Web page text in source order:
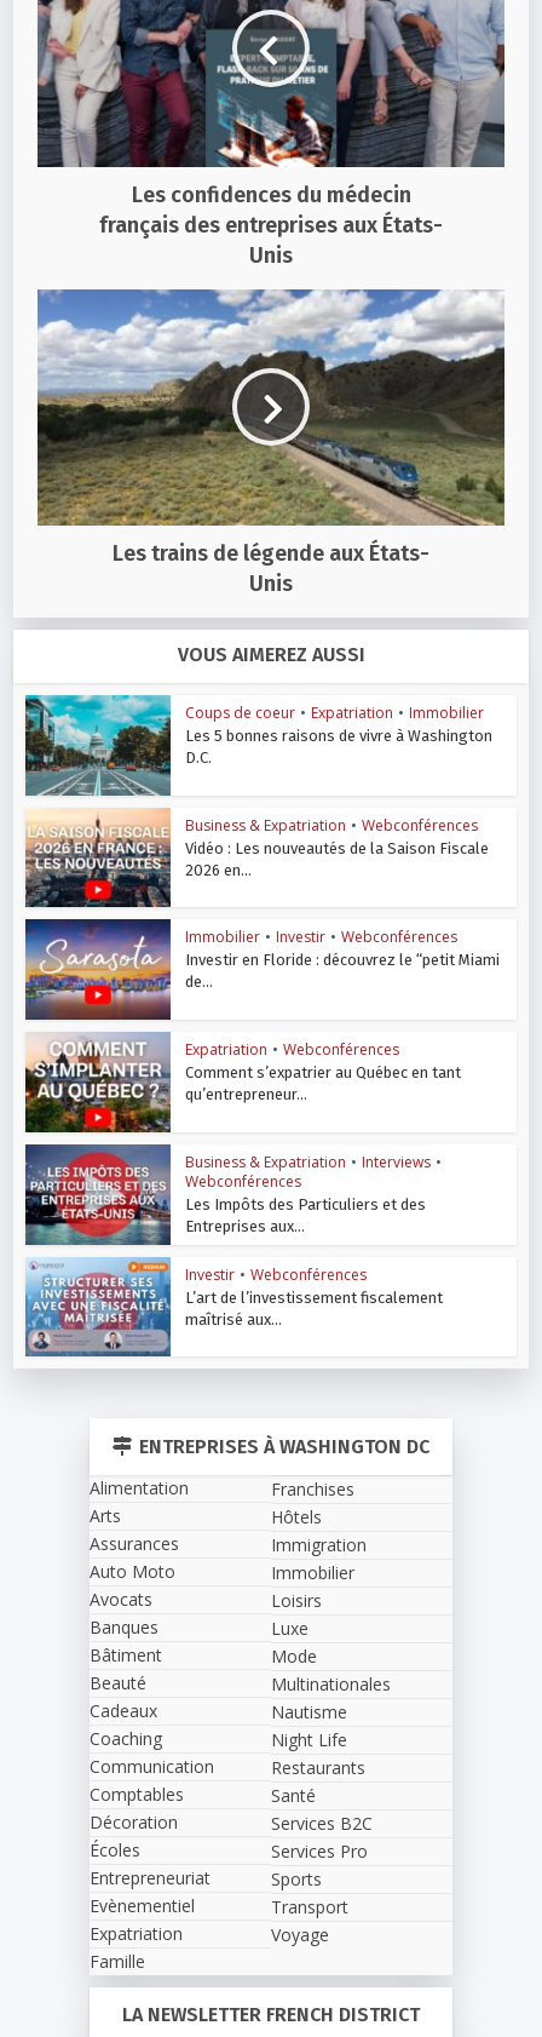
Les confidences du médecin
français des entreprises aux États-
Unis
Les trains de légende aux États-
Unis
VOUS AIMEREZ AUSSI
Coups de coeur • Expatriation • Immobilier
Les 5 bonnes raisons de vivre à Washington
D.C.
Business & Expatriation • Webconférences
Vidéo : Les nouveautés de la Saison Fiscale
2026 en...
Immobilier • Investir • Webconférences
Investir en Floride : découvrez le “petit Miami
de...
Expatriation • Webconférences
Comment s’expatrier au Québec en tant
qu’entrepreneur...
Business & Expatriation • Interviews •
Webconférences
Les Impôts des Particuliers et des
Entreprises aux...
Investir • Webconférences
L’art de l’investissement fiscalement
maîtrisé aux...
ENTREPRISES À WASHINGTON DC
Alimentation
Arts
Assurances
Auto Moto
Avocats
Banques
Bâtiment
Beauté
Cadeaux
Coaching
Communication
Comptables
Décoration
Écoles
Entrepreneuriat
Evènementiel
Expatriation
Famille
Franchises
Hôtels
Immigration
Immobilier
Loisirs
Luxe
Mode
Multinationales
Nautisme
Night Life
Restaurants
Santé
Services B2C
Services Pro
Sports
Transport
Voyage
LA NEWSLETTER FRENCH DISTRICT